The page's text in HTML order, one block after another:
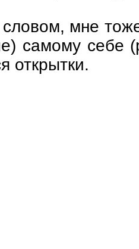
мне тоже
самому себе
открытки.